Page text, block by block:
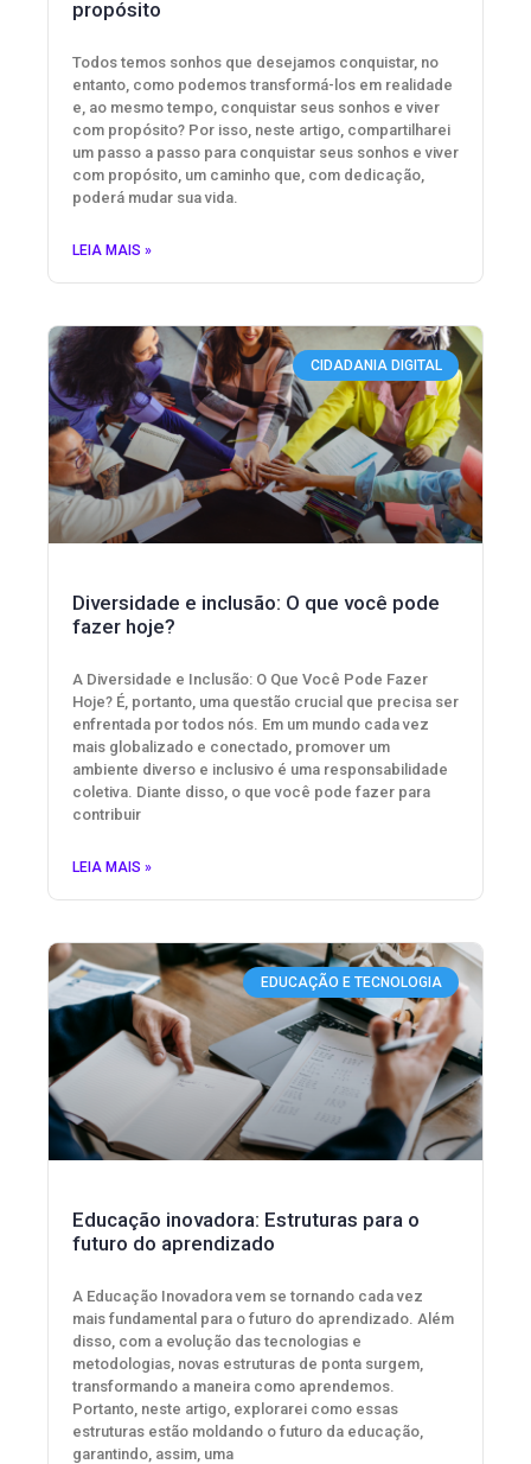
propósito
Todos temos sonhos que desejamos conquistar, no
entanto, como podemos transformá-los em realidade
e, ao mesmo tempo, conquistar seus sonhos e viver
com propósito? Por isso, neste artigo, compartilharei
um passo a passo para conquistar seus sonhos e viver
com propósito, um caminho que, com dedicação,
poderá mudar sua vida.
LEIA MAIS »
CIDADANIA DIGITAL
Diversidade e inclusão: O que você pode
fazer hoje?
A Diversidade e Inclusão: O Que Você Pode Fazer
Hoje? É, portanto, uma questão crucial que precisa ser
enfrentada por todos nós. Em um mundo cada vez
mais globalizado e conectado, promover um
ambiente diverso e inclusivo é uma responsabilidade
coletiva. Diante disso, o que você pode fazer para
contribuir
LEIA MAIS »
EDUCAÇÃO E TECNOLOGIA
Educação inovadora: Estruturas para o
futuro do aprendizado
A Educação Inovadora vem se tornando cada vez
mais fundamental para o futuro do aprendizado. Além
disso, com a evolução das tecnologias e
metodologias, novas estruturas de ponta surgem,
transformando a maneira como aprendemos.
Portanto, neste artigo, explorarei como essas
estruturas estão moldando o futuro da educação,
garantindo, assim, uma